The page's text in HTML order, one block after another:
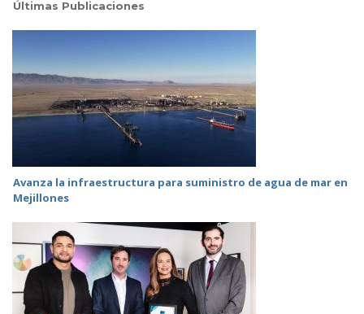
Últimas Publicaciones
Avanza la infraestructura para suministro de agua de mar en
Mejillones